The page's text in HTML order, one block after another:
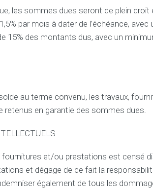
les sommes dues seront de plein
par mois à dater de l’échéance, avec
15% des montants dus, avec un
au terme convenu, les travaux,
en garantie des sommes dues.
et/ou prestations est censé
et dégage de ce fait la
également de tous les